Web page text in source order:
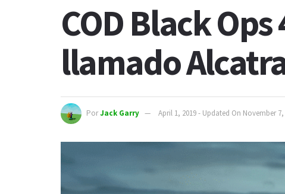
COD Black
llamado
PorJack Garry April 1, 2019 - Updated On November 7,